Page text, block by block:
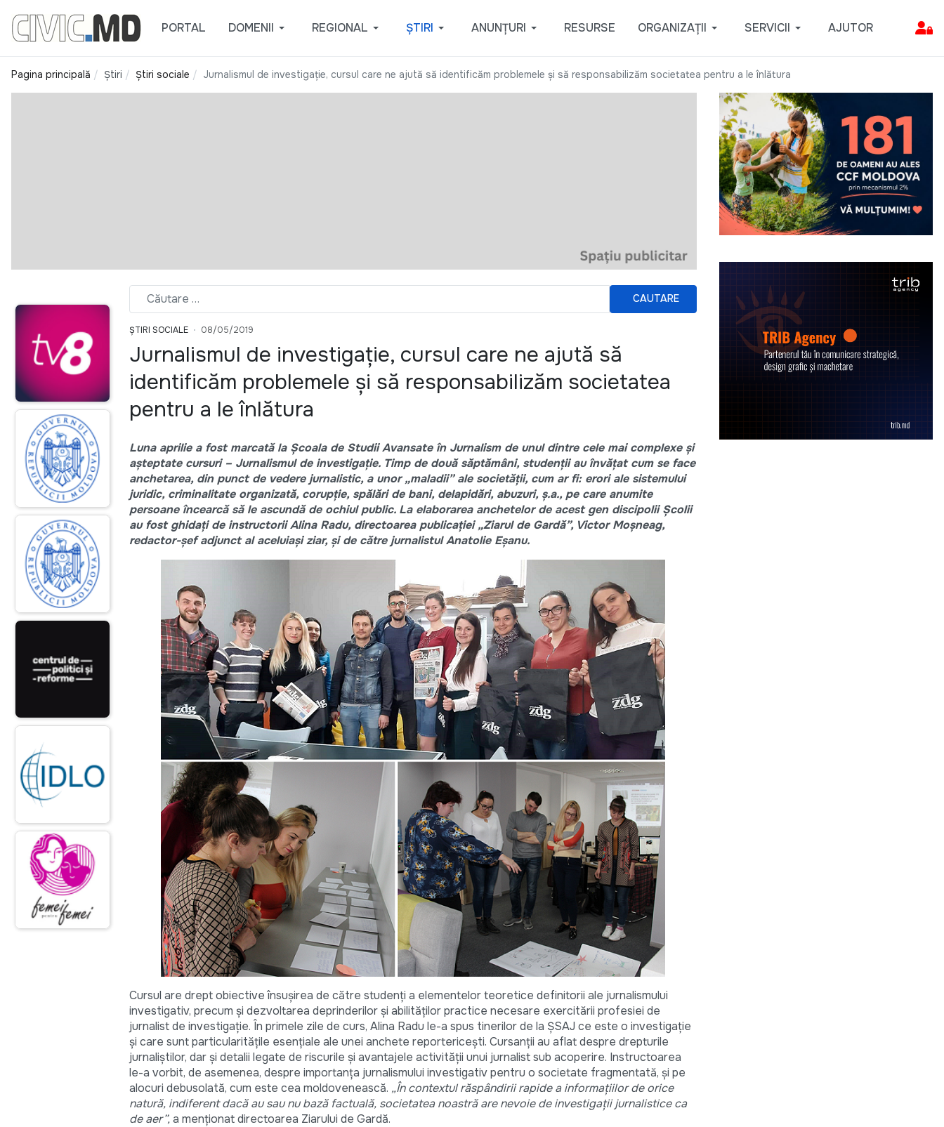
PORTAL DOMENII REGIONAL ȘTIRI ANUNȚURI RESURSE ORGANIZAȚII SERVICII AJUTOR
Pagina principală Știri Știri sociale Jurnalismul de investigație, cursul care ne ajută să identificăm problemele și să responsabilizăm societatea pentru a le înlătura
CAUTARE
ȘTIRI SOCIALE 08/05/2019
Jurnalismul de investigație, cursul care ne ajută să
identificăm problemele și să responsabilizăm societatea
pentru a le înlătura
Luna aprilie a fost marcată la Școala de Studii Avansate în Jurnalism de unul dintre cele mai complexe și
așteptate cursuri – Jurnalismul de investigație. Timp de două săptămâni, studenții au învățat cum se face
anchetarea, din punct de vedere jurnalistic, a unor „maladii” ale societății, cum ar fi: erori ale sistemului
juridic, criminalitate organizată, corupție, spălări de bani, delapidări, abuzuri, ș.a., pe care anumite
persoane încearcă să le ascundă de ochiul public. La elaborarea anchetelor de acest gen discipolii Școlii
au fost ghidați de instructorii Alina Radu, directoarea publicației „Ziarul de Gardă”, Victor Moșneag,
redactor-șef adjunct al aceluiași ziar, și de către jurnalistul Anatolie Eșanu.
Cursul are drept obiective însușirea de către studenți a elementelor teoretice definitorii ale jurnalismului
investigativ, precum și dezvoltarea deprinderilor și abilităților practice necesare exercitării profesiei de
jurnalist de investigație. În primele zile de curs, Alina Radu le-a spus tinerilor de la ȘSAJ ce este o investigație
și care sunt particularitățile esențiale ale unei anchete reportericești. Cursanții au aflat despre drepturile
jurnaliștilor, dar și detalii legate de riscurile și avantajele activității unui jurnalist sub acoperire. Instructoarea
le-a vorbit, de asemenea, despre importanța jurnalismului investigativ pentru o societate fragmentată, și pe
alocuri debusolată, cum este cea moldovenească. „În contextul răspândirii rapide a informațiilor de orice
natură, indiferent dacă au sau nu bază factuală, societatea noastră are nevoie de investigații jurnalistice ca
de aer”,a menționat directoarea Ziarului de Gardă.